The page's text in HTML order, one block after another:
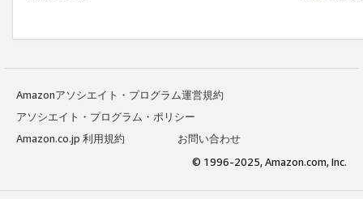
Amazonアソシエイト・プログラム運営規約
アソシエイト・プログラム・ポリシー
Amazon.co.jp 利用規約
お問い合わせ
© 1996-2025, Amazon.com, Inc.